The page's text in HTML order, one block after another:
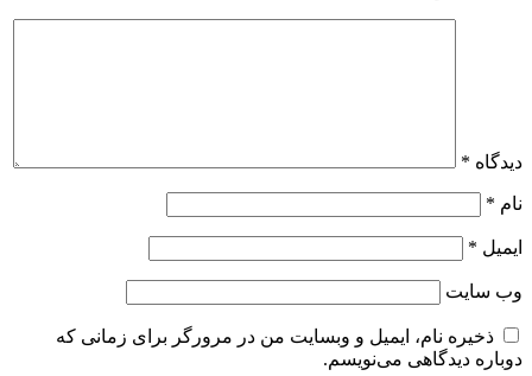
دیدگاه *
نام *
ایمیل *
وب‌ سایت
ذخیره نام، ایمیل و وبسایت من در مرورگر برای زمانی که
دوباره دیدگاهی می‌نویسم.